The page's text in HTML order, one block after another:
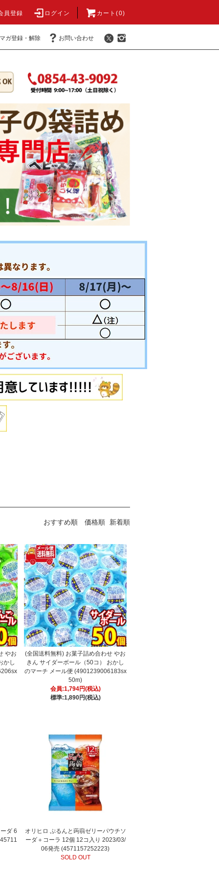
員登録 ログイン カート(0)
ガ登録・解除 お問い合わせ
おすすめ順 価格順 新着順
やお
かし
(全国送料無料) お菓子詰め合わせ やお
きん サイダーボール（50コ） おかし
のマーチ メール便 (4901239006183sx
50m)
会員:1,794円(税込)
標準:1,890円(税込)
ダ 6
オリヒロ ぷるんと蒟蒻ゼリーパウチソ
ーダ＋コーラ 12個 12コ入り 2023/03/
06発売 (4571157252223)
SOLD OUT